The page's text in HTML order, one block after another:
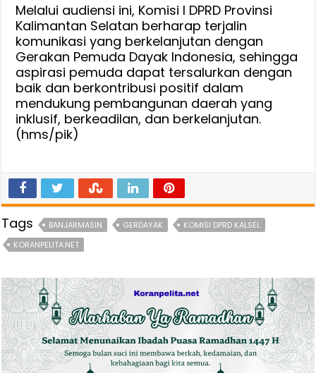
‎Melalui audiensi ini, Komisi I DPRD Provinsi
Kalimantan Selatan berharap terjalin
komunikasi yang berkelanjutan dengan
Gerakan Pemuda Dayak Indonesia, sehingga
aspirasi pemuda dapat tersalurkan dengan
baik dan berkontribusi positif dalam
mendukung pembangunan daerah yang
inklusif, berkeadilan, dan berkelanjutan.
(hms/pik)
Tags BANJARMASIN GERDAYAK
KOMISI DPRD KALSEL
KORANPELITA.NET